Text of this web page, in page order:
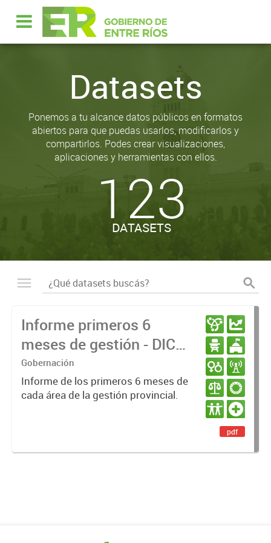
Datasets
Ponemos a tu alcance datos públicos en formatos
abiertos para que puedas usarlos, modificarlos y
compartirlos. Podes crear visualizaciones,
aplicaciones y herramientas con ellos.
123
DATASETS
Informe primeros 6
meses de gestión - DIC
23 / JUN 24
Gobernación
Informe de los primeros 6 meses de
cada área de la gestión provincial.
pdf